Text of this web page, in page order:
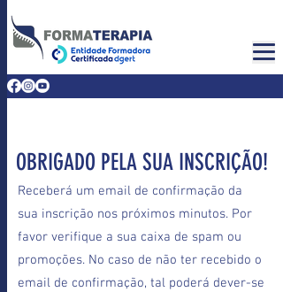
OBRIGADO PELA SUA INSCRIÇÃO!
Receberá um email de confirmação da
sua inscrição nos próximos minutos. Por
favor verifique a sua caixa de spam ou
promoções. No caso de não ter recebido o
email de confirmação, tal poderá dever-se